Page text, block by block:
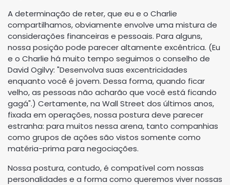
A determinação de reter, que eu e o Charlie
compartilhamos, obviamente envolve uma mistura de
considerações financeiras e pessoais. Para alguns,
nossa posição pode parecer altamente excêntrica. (Eu
e o Charlie há muito tempo seguimos o conselho de
David Ogilvy: "Desenvolva suas excentricidades
enquanto você é jovem. Dessa forma, quando ficar
velho, as pessoas não acharão que você está ficando
gagá".) Certamente, na Wall Street dos últimos anos,
fixada em operações, nossa postura deve parecer
estranha: para muitos nessa arena, tanto companhias
como grupos de ações são vistos somente como
matéria-prima para negociações.
Nossa postura, contudo, é compatível com nossas
personalidades e a forma como queremos viver nossas